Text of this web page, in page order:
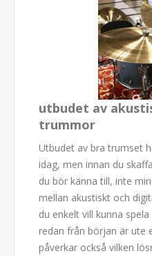
utbudet av
trummor
Utbudet av bra trumset
idag, men innan du
du bör känna till, inte
mellan akustiskt och
du enkelt vill kunna
redan från början är ute
påverkar också vilken